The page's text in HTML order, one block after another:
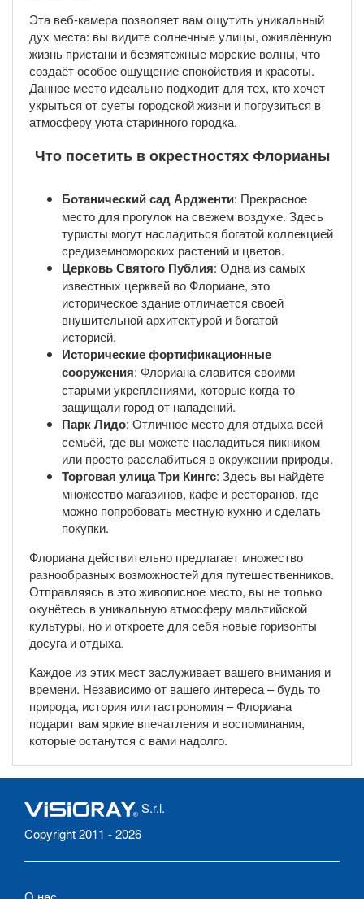
Эта веб-камера позволяет вам ощутить уникальный
дух места: вы видите солнечные улицы, оживлённую
жизнь пристани и безмятежные морские волны, что
создаёт особое ощущение спокойствия и красоты.
Данное место идеально подходит для тех, кто хочет
укрыться от суеты городской жизни и погрузиться в
атмосферу уюта старинного городка.
Что посетить в окрестностях Флорианы
Ботанический сад Ардженти: Прекрасное
место для прогулок на свежем воздухе. Здесь
туристы могут насладиться богатой коллекцией
средиземноморских растений и цветов.
Церковь Святого Публия: Одна из самых
известных церквей во Флориане, это
историческое здание отличается своей
внушительной архитектурой и богатой
историей.
Исторические фортификационные
сооружения: Флориана славится своими
старыми укреплениями, которые когда-то
защищали город от нападений.
Парк Лидо: Отличное место для отдыха всей
семьёй, где вы можете насладиться пикником
или просто расслабиться в окружении природы.
Торговая улица Три Кингс: Здесь вы найдёте
множество магазинов, кафе и ресторанов, где
можно попробовать местную кухню и сделать
покупки.
Флориана действительно предлагает множество
разнообразных возможностей для путешественников.
Отправляясь в это живописное место, вы не только
окунётесь в уникальную атмосферу мальтийской
культуры, но и откроете для себя новые горизонты
досуга и отдыха.
Каждое из этих мест заслуживает вашего внимания и
времени. Независимо от вашего интереса – будь то
природа, история или гастрономия – Флориана
подарит вам яркие впечатления и воспоминания,
которые останутся с вами надолго.
S.r.l.
Copyright 2011 - 2026